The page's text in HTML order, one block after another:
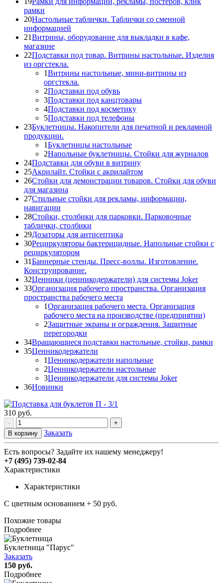
рамки
20Настольные таблички. Таблички со сменной
информацией
21Витрины, оборудование для выкладки в кафе,
магазине
22Подставки под товар. Витрины настольные. Изделия
из оргстекла.
1Витрины настольные, мини-витрины из
оргстекла.
2Подставки под обувь
3Подставки под канцтовары
4Подставки под косметику
5Подставки под телефоны
23Буклетницы. Накопители для печатной и рекламной
продукции.
1Буклетницы настольные
2Напольные буклетницы. Стойки для журналов
24Подставки для обуви в витрину
25Акрилайт. Стойки с акрилайтом
26Стойки для демонстрации товаров. Стойки для обуви
для магазина
27Стильные стойки для рекламы, информации,
навигации
28Стойки, столбики для парковки. Парковочные
таблички, столбики
29Дозаторы для антисептика
30Рециркуляторы бактерицидные. Напольные стойки с
рециркулятором
31Баннерные стенды. Пресс-воллы. Изготовление.
Конструирование.
32Ценники (ценникодержатели) для системы Joker
33Организация рабочего пространства. Организация
пространства рабочего места
1Организация рабочего места. Организация
рабочего места на производстве (предприятии)
2Защитные экраны и ограждения. Защитные
перегородки
34Вращающиеся подставки настольные, стойки, рамки
35Ценникодержатели
1Ценникодержатели напольные
2Ценникодержатели настольные
3Ценникодержатели для системы Joker
36Новинки
310 руб.
-
+
В корзину
Заказать
Есть вопросы? Задайте их нашему менеджеру!
+7 (495) 739-02-84
Характеристики
Характеристики
С цветным основанием + 50 руб.
Похожие товары
Подробнее
Буклетница "Парус"
Заказать
150 руб.
Подробнее